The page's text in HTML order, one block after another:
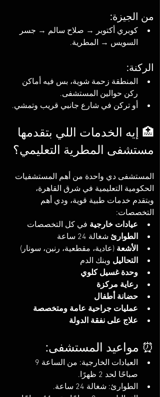
من الجيزة:
كوبري أكتوبر → صلاح سالم → جسر
السويس → المطرية.
الركنة:
المنطقة زحمة شوية، بس فيه أماكن
ركن حوالين المستشفى.
أو تركن في شارع جانبي قريب وتمشي.
🏥 إيه الخدمات اللي بتقدمها
مستشفى المطرية التعليمي؟
المستشفى دي واحدة من أهم المستشفيات
الحكومية التعليمية في شرق القاهرة،
وبتقدم خدمات طبية قوية، ودي أهم
التخصصات:
عيادات خارجية في كل التخصصات
الطوارئ شغالة 24 ساعة
الأشعة (عادية، مقطعية، رنين، سونار)
التحاليل وبنك الدم
وحدة غسيل كلوي
رعاية مركزة
حضانة أطفال
عمليات جراحية عامة ومتخصصة
علاج على نفقة الدولة
⏰ مواعيد المستشفى:
صباحًا لحد 2 ظهرًا.
الطوارئ: شغالة 24 ساعة.